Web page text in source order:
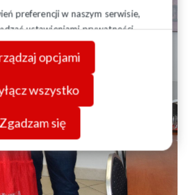
preferencji w naszym serwisie,
ustawieniami prywatności
informacji o przetwarzaniu
Polityce prywatności.
opcjami
wszystko
Zgadzam się